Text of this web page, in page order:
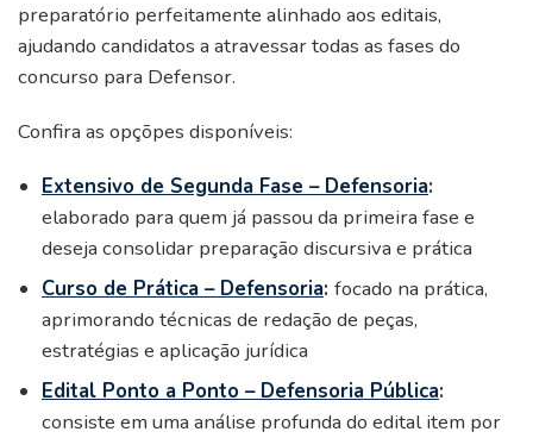
preparatório perfeitamente alinhado aos editais,
ajudando candidatos a atravessar todas as fases do
concurso para Defensor.
Confira as opçõpes disponíveis:
Extensivo de Segunda Fase – Defensoria:
elaborado para quem já passou da primeira fase e
deseja consolidar preparação discursiva e prática
Curso de Prática – Defensoria: focado na prática,
aprimorando técnicas de redação de peças,
estratégias e aplicação jurídica
Edital Ponto a Ponto – Defensoria Pública:
consiste em uma análise profunda do edital item por